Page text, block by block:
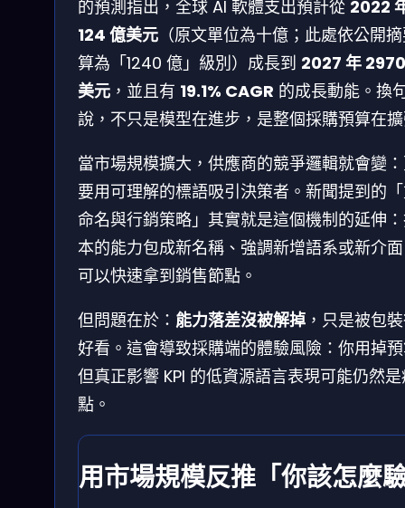
的預測指出，全球 AI 軟體支出預計從 2022
124 億美元 （原文單位為十億；此處依公開
算為「1240 億」級別）成長到 2027 年
美元 ，並且有 19.1% CAGR 的成長動能。換
說，不只是模型在進步，是整個採購預算在
當市場規模擴大，供應商的競爭邏輯就會變
要用可理解的標語吸引決策者。新聞提到的
命名與行銷策略」其實就是這個機制的延伸
本的能力包成新名稱、強調新增語系或新介
可以快速拿到銷售節點。
但問題在於： 能力落差沒被解掉 ，只是被包
好看。這會導致採購端的體驗風險：你用掉
但真正影響 KPI 的低資源語言表現可能仍然
點。
用市場規模反推「你該怎麼